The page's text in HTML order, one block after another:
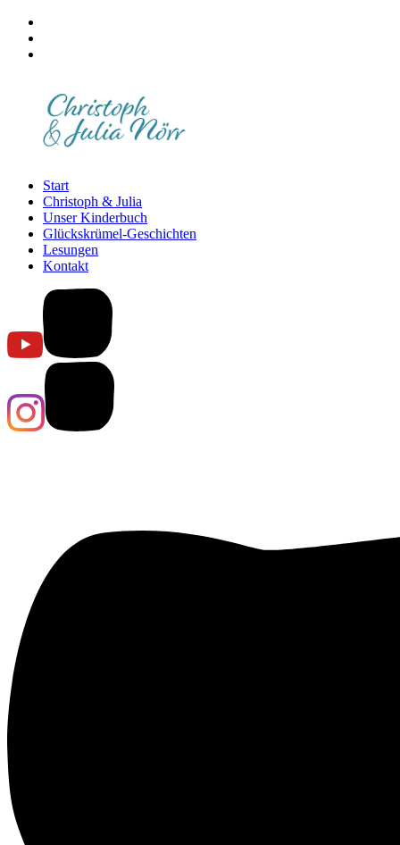
Start
Christoph & Julia
Unser Kinderbuch
Glückskrümel-Geschichten
Lesungen
Kontakt